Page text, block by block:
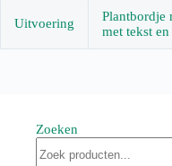
Uitvoering
Plantbordje
met tekst en
Zoeken